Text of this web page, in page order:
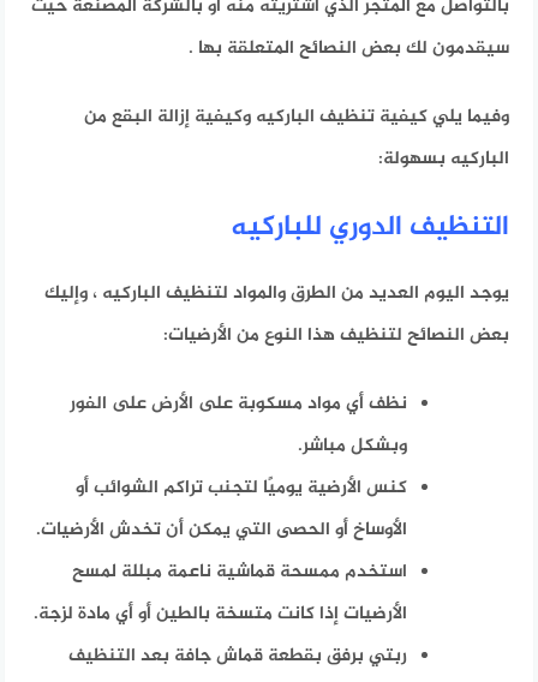
بالتواصل مع المتجر الذي اشتريته منه أو بالشركة المصنعة حيث
سيقدمون لك بعض النصائح المتعلقة بها .
وفيما يلي كيفية تنظيف الباركيه وكيفية إزالة البقع من
الباركيه بسهولة:
التنظيف الدوري للباركيه
يوجد اليوم العديد من الطرق والمواد لتنظيف الباركيه ، وإليك
بعض النصائح لتنظيف هذا النوع من الأرضيات:
نظف أي مواد مسكوبة على الأرض على الفور
وبشكل مباشر.
كنس الأرضية يوميًا لتجنب تراكم الشوائب أو
الأوساخ أو الحصى التي يمكن أن تخدش الأرضيات.
استخدم ممسحة قماشية ناعمة مبللة لمسح
الأرضيات إذا كانت متسخة بالطين أو أي مادة لزجة.
ربتي برفق بقطعة قماش جافة بعد التنظيف